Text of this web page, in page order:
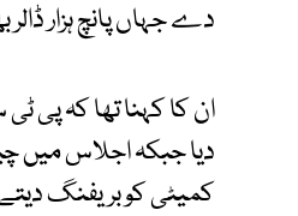
دے جہاں پانچ ہزار
ان کا کہنا تھا کہ پی
دیا جبکہ اجلاس میں
کمیٹی کو بریفنگ دیتے